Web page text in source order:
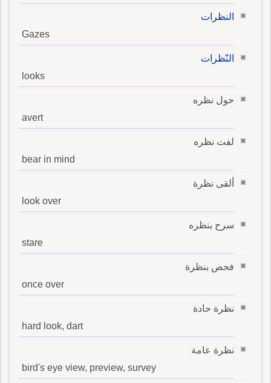
النظرات
Gazes
النّظرات
looks
حول نظره
avert
لفت نظره
bear in mind
ألقى نظرة
look over
سرح بنظره
stare
فحص بنظرة
once over
نظرة حادة
hard look, dart
نظرة عامة
bird's eye view, preview, survey